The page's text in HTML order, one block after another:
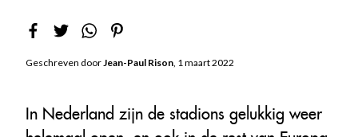
Geschreven doorJean-Paul Rison, 1 maart 2022
In Nederland zijn de stadions gelukkig weer